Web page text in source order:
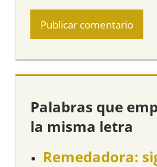
Palabras que
la misma letra
Remedadora: